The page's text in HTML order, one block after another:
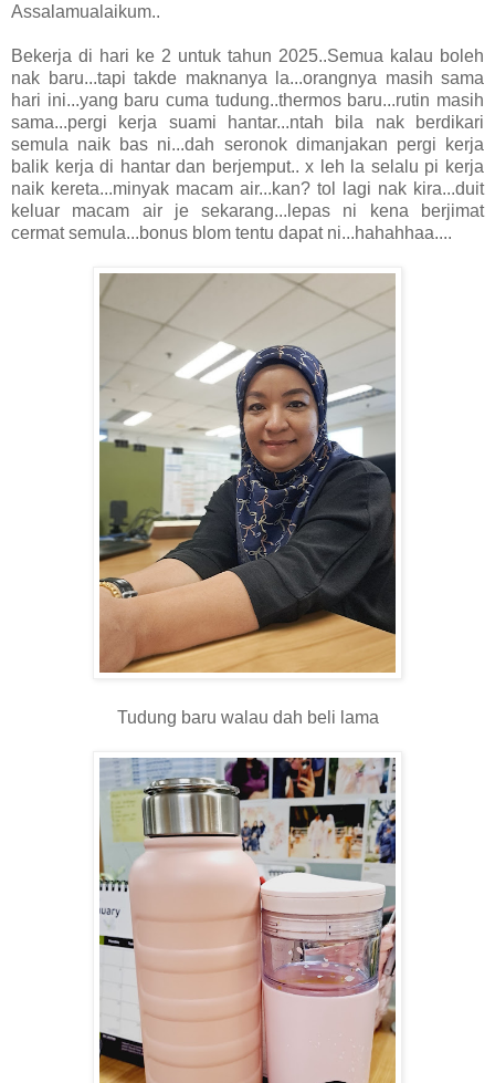
Assalamualaikum..
Bekerja di hari ke 2 untuk tahun 2025..Semua kalau boleh
nak baru...tapi takde maknanya la...orangnya masih sama
hari ini...yang baru cuma tudung..thermos baru...rutin masih
sama...pergi kerja suami hantar...ntah bila nak berdikari
semula naik bas ni...dah seronok dimanjakan pergi kerja
balik kerja di hantar dan berjemput.. x leh la selalu pi kerja
naik kereta...minyak macam air...kan? tol lagi nak kira...duit
keluar macam air je sekarang...lepas ni kena berjimat
cermat semula...bonus blom tentu dapat ni...hahahhaa....
Tudung baru walau dah beli lama